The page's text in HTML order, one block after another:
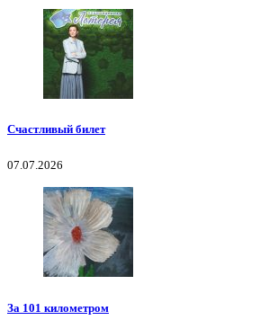
Счастливый билет
07.07.2026
За 101 километром